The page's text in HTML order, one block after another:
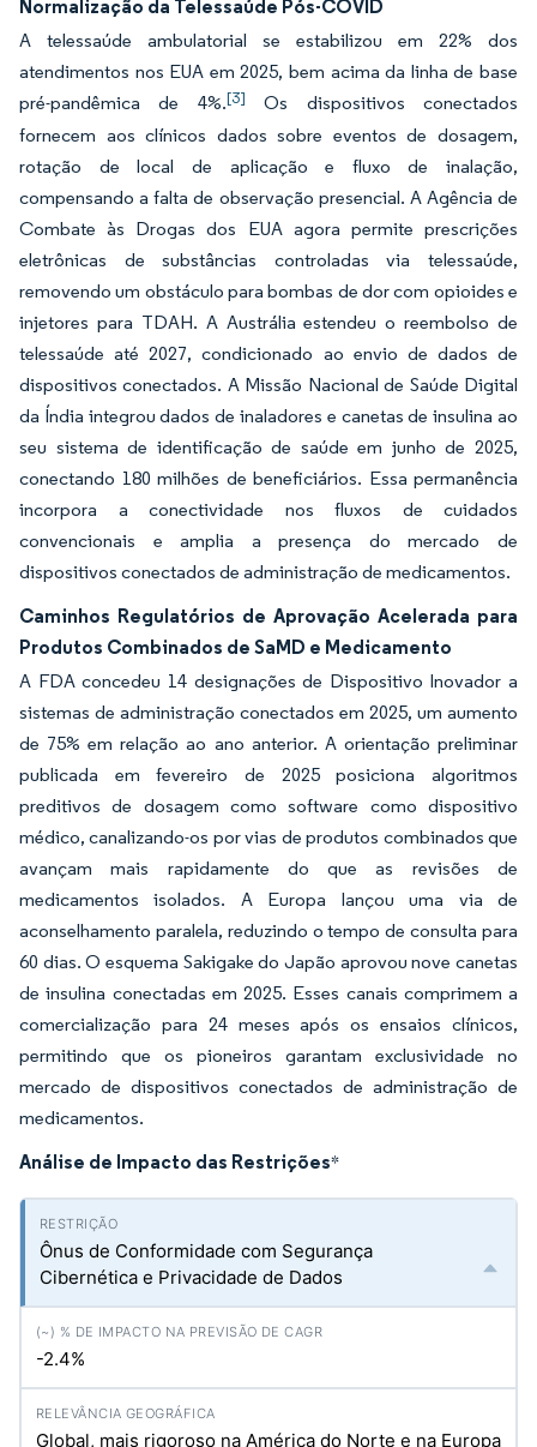
Normalização da Telessaúde Pós-COVID
A telessaúde ambulatorial se estabilizou em 22% dos
atendimentos nos EUA em 2025, bem acima da linha de base
pré-pandêmica de 4%.[3]
Os dispositivos conectados
fornecem aos clínicos dados sobre eventos de dosagem,
rotação de local de aplicação e fluxo de inalação,
compensando a falta de observação presencial. A Agência de
Combate às Drogas dos EUA agora permite prescrições
eletrônicas de substâncias controladas via telessaúde,
removendo um obstáculo para bombas de dor com opioides e
injetores para TDAH. A Austrália estendeu o reembolso de
telessaúde até 2027, condicionado ao envio de dados de
dispositivos conectados. A Missão Nacional de Saúde Digital
da Índia integrou dados de inaladores e canetas de insulina ao
seu sistema de identificação de saúde em junho de 2025,
conectando 180 milhões de beneficiários. Essa permanência
incorpora a conectividade nos fluxos de cuidados
convencionais e amplia a presença do mercado de
dispositivos conectados de administração de medicamentos.
Caminhos Regulatórios de Aprovação Acelerada para
Produtos Combinados de SaMD e Medicamento
A FDA concedeu 14 designações de Dispositivo Inovador a
sistemas de administração conectados em 2025, um aumento
de 75% em relação ao ano anterior. A orientação preliminar
publicada em fevereiro de 2025 posiciona algoritmos
preditivos de dosagem como software como dispositivo
médico, canalizando-os por vias de produtos combinados que
avançam mais rapidamente do que as revisões de
medicamentos isolados. A Europa lançou uma via de
aconselhamento paralela, reduzindo o tempo de consulta para
60 dias. O esquema Sakigake do Japão aprovou nove canetas
de insulina conectadas em 2025. Esses canais comprimem a
comercialização para 24 meses após os ensaios clínicos,
permitindo que os pioneiros garantam exclusividade no
mercado de dispositivos conectados de administração de
medicamentos.
Análise de Impacto das Restrições*
Ônus de Conformidade com Segurança
Cibernética e Privacidade de Dados
-2.4%
Global, mais rigoroso na América do Norte e na Europa